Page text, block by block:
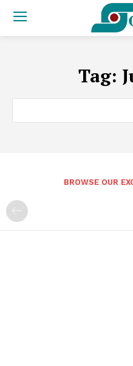
Tag:
BROWSE OUR